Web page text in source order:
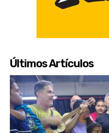
Últimos Artículos